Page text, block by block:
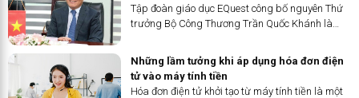
Tập đoàn giáo dục EQuest công bố nguyên Thứ
trưởng Bộ Công Thương Trần Quốc Khánh là
ngày 1/7/2023. Ông Trần Quốc Khánh sẽ tham
gia phụ trách các lĩnh vực đối...
Những lầm tưởng khi áp dụng hóa đơn điện
tử vào máy tính tiền
Hóa đơn điện tử khởi tạo từ máy tính tiền là một